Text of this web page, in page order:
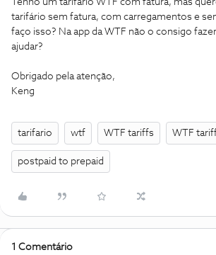
Tenho um tarifário WTF com fatura, mas
tarifário sem fatura, com carregamentos e
faço isso? Na app da WTF não o consigo
ajudar?
Obrigado pela atenção,
Keng
tarifario wtf WTF tariffs WTF
postpaid to prepaid
1 Comentário